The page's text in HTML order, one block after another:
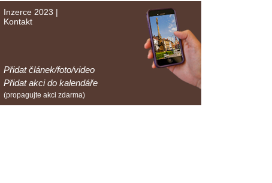
Inzerce 2023 |
Kontakt
Přidat článek/foto/video
Přidat akci do kalendáře
(propagujte akci zdarma)